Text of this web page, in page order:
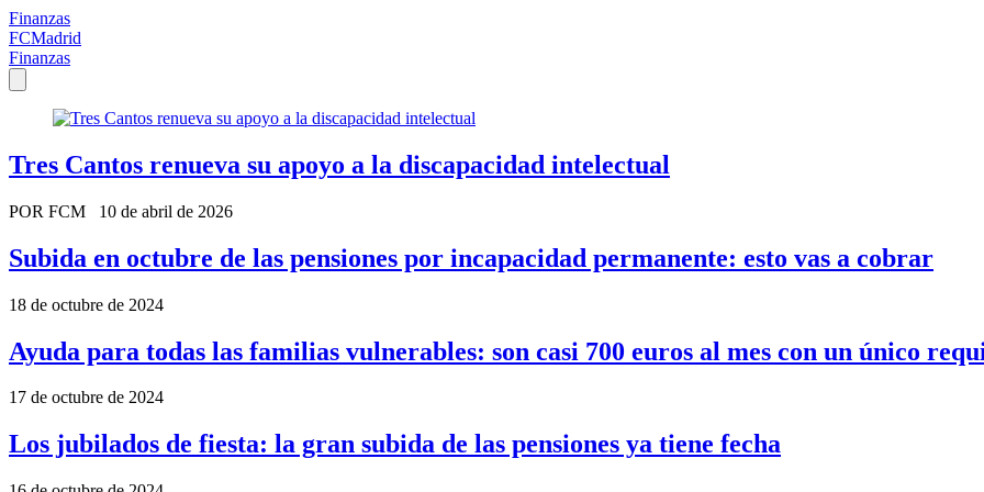
Finanzas
FCMadrid
Finanzas
Tres Cantos renueva su apoyo a la discapacidad intelectual
POR FCM 10 de abril de 2026
Subida en octubre de las pensiones por incapacidad permanente: esto vas a cobrar
18 de octubre de 2024
Ayuda para todas las familias vulnerables: son casi 700 euros al mes con un único
17 de octubre de 2024
Los jubilados de fiesta: la gran subida de las pensiones ya tiene fecha